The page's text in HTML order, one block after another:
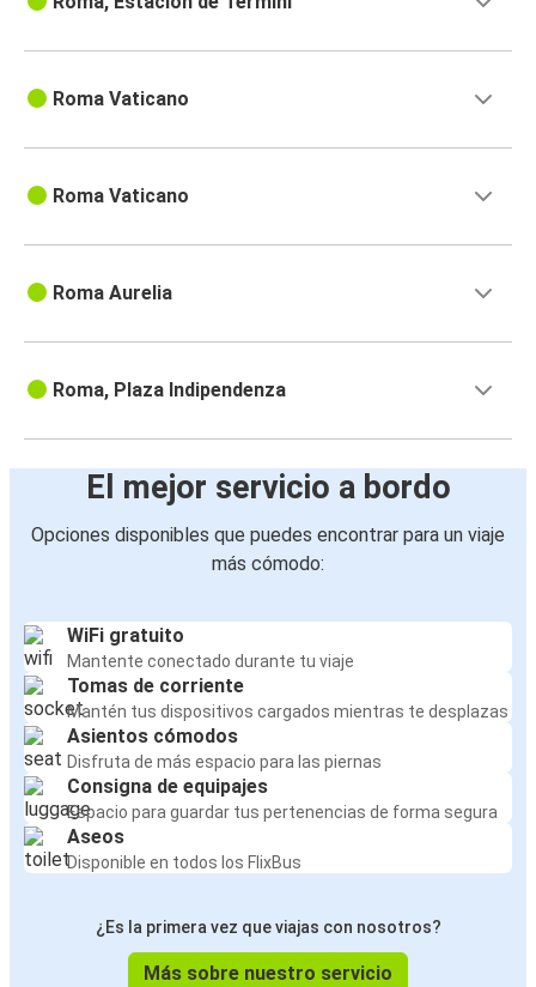
Roma Vaticano
Roma Vaticano
Roma Aurelia
Roma, Plaza Indipendenza
El mejor servicio a bordo
Opciones disponibles que puedes encontrar para un viaje
más cómodo:
WiFi gratuito
Mantente conectado durante tu viaje
Tomas de corriente
Mantén tus dispositivos cargados mientras te desplazas
Asientos cómodos
Disfruta de más espacio para las piernas
Consigna de equipajes
Espacio para guardar tus pertenencias de forma segura
Aseos
Disponible en todos los FlixBus
¿Es la primera vez que viajas con nosotros?
Más sobre nuestro servicio